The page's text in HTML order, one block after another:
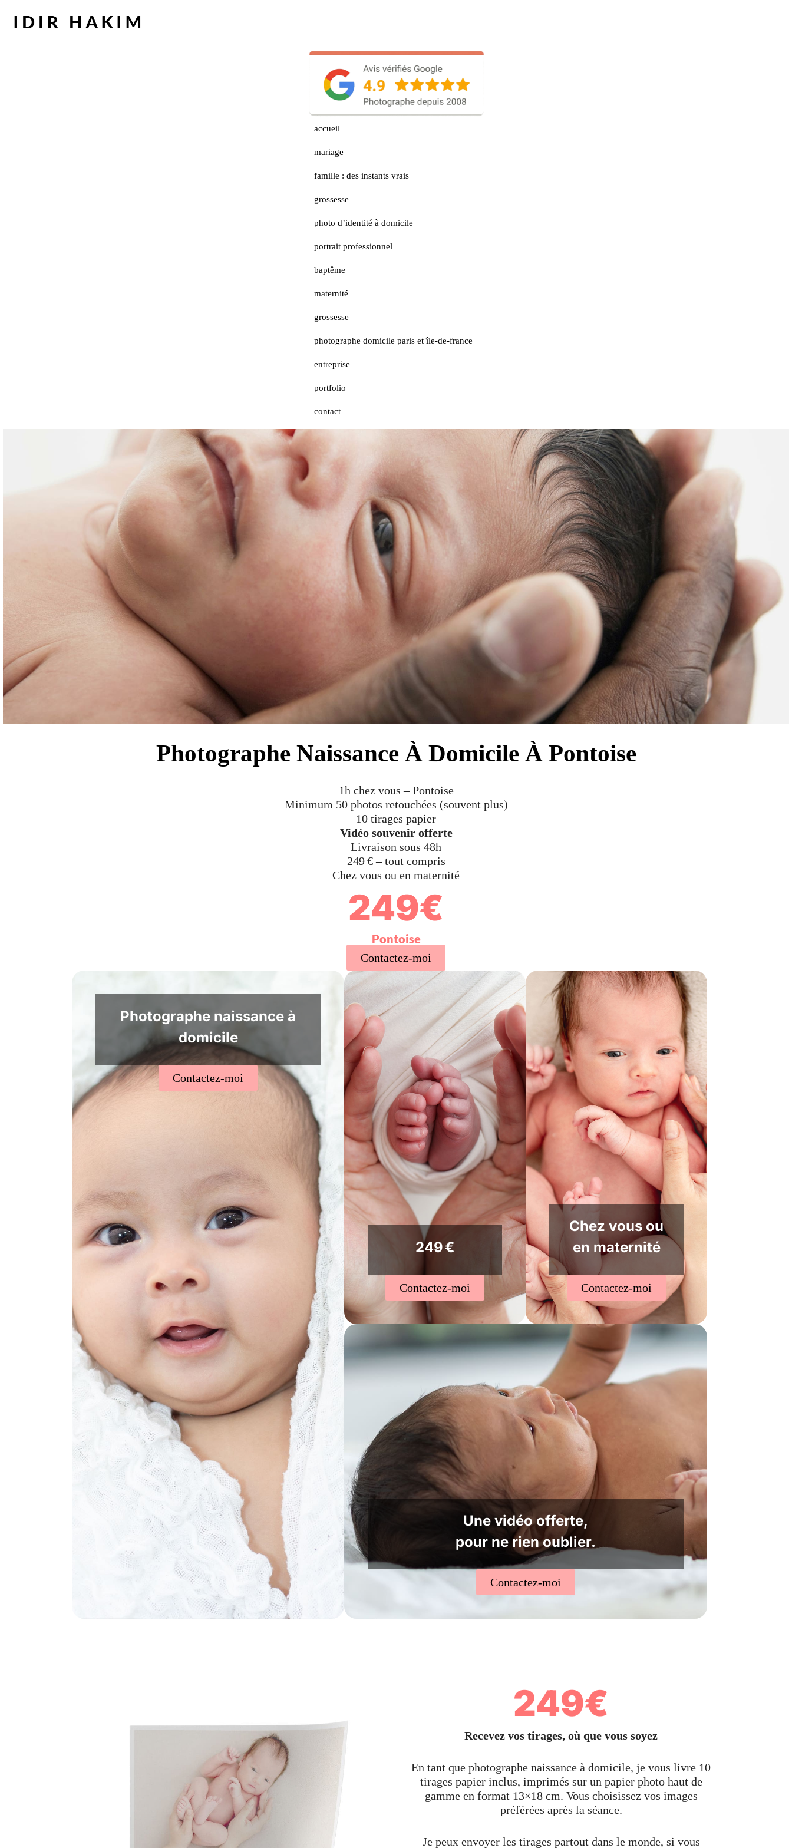
accueil
mariage
famille : des instants vrais
grossesse
photo d’identité à domicile
portrait professionnel
baptême
maternité
grossesse
photographe domicile paris et île-de-france
entreprise
portfolio
contact
Photographe Naissance À Domicile À Pontoise
1h chez vous – Pontoise
Minimum 50 photos retouchées (souvent plus)
10 tirages papier
Vidéo souvenir offerte
Livraison sous 48h
249 € – tout compris
Chez vous ou en maternité
249€
Pontoise
Contactez-moi
Photographe naissance à
domicile
Contactez-moi
249 €
Contactez-moi
Chez vous ou
en maternité
Contactez-moi
Une vidéo offerte,
pour ne rien oublier.
Contactez-moi
249€
Recevez vos tirages, où que vous soyez
En tant que photographe naissance à domicile, je vous livre 10
tirages papier inclus, imprimés sur un papier photo haut de
gamme en format 13×18 cm. Vous choisissez vos images
préférées après la séance.
Je peux envoyer les tirages partout dans le monde, si vous